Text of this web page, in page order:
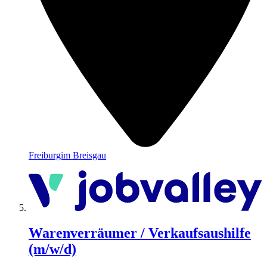
Freiburgim Breisgau
Warenverräumer / Verkaufsaushilfe
(m/w/d)